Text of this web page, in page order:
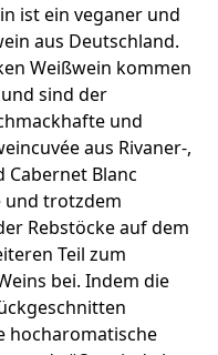
ist ein veganer und
aus Deutschland.
Weißwein kommen
sind der
und
aus Rivaner-,
Cabernet Blanc
und trotzdem
Rebstöcke auf dem
Teil zum
bei. Indem die
hocharomatische